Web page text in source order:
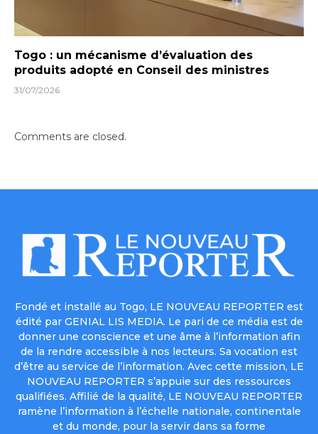
Togo : un mécanisme d’évaluation des
produits adopté en Conseil des ministres
31/07/2026
Comments are closed.
Fondé et installé au Togo, LE NOUVEAU REPORTER est
édité par GENIAL LIS MEDIA. Le pari de ce média est de
donner une conscience et une âme à l’information afin
de la rendre accessible à nos lecteurs. Sa vocation est
d’être au service de l’information. Avec cette mission, LE
NOUVEAU REPORTER s’appuie sur des ressources
qualifiées. Affilié de la qualité, LE NOUVEAU REPORTER
ramène l’information à l’échelle nationale, continentale
et du monde, pour la servir dans sa forme